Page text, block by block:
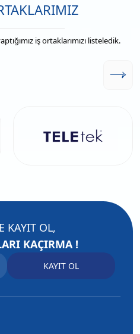
iş ortaklarımızı listeledik.
KAYIT OL,
KAÇIRMA !